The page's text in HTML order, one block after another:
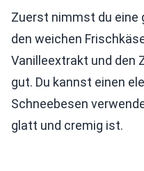
Zuerst nimmst du eine
den weichen
Vanilleextrakt und den
gut. Du kannst einen
Schneebesen
glatt und cremig ist.